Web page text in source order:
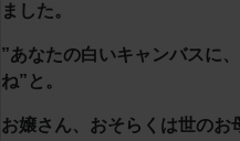
ました。
”あなたの白いキャンバスに
ね”と。
お嬢さん、おそらくは世のお